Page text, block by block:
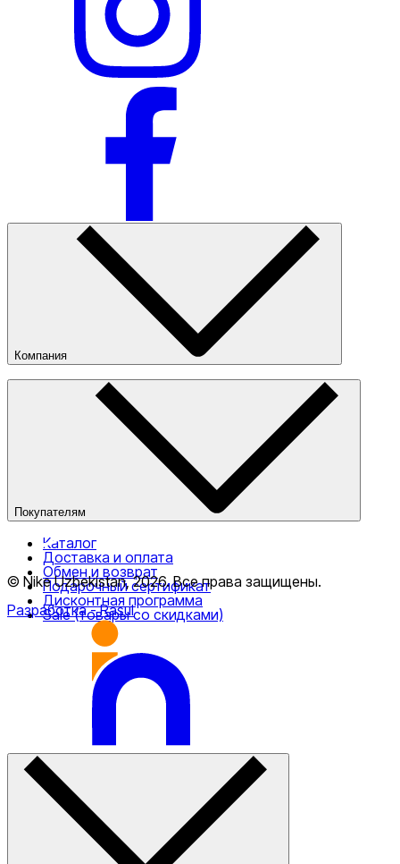
Компания
О компании
Наши магазины
Публичная оферта
Покупателям
Каталог
Доставка и оплата
Обмен и возврат
Подарочный сертификат
Дисконтная программа
Sale (товары со скидками)
© Nike Uzbekistan,2026.Все права защищены.
Разработка- Rasul